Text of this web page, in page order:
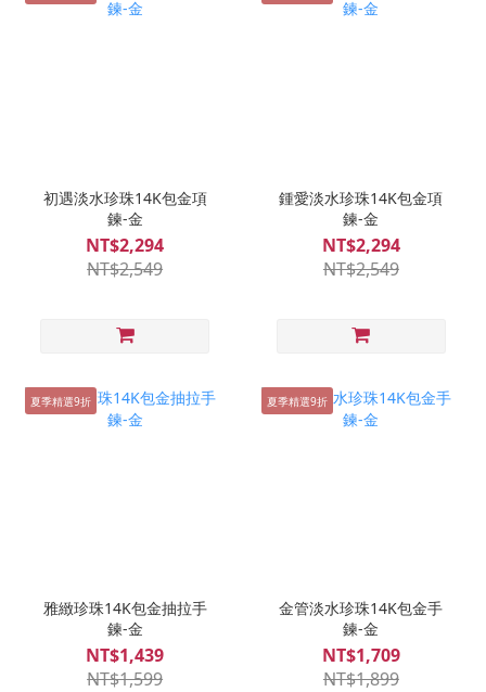
初遇淡水珍珠14K包金項
鍊-金
NT$2,294
NT$2,549
鍾愛淡水珍珠14K包金項
鍊-金
NT$2,294
NT$2,549
夏季精選9折
雅緻珍珠14K包金抽拉手
鍊-金
NT$1,439
NT$1,599
夏季精選9折
金管淡水珍珠14K包金手
鍊-金
NT$1,709
NT$1,899